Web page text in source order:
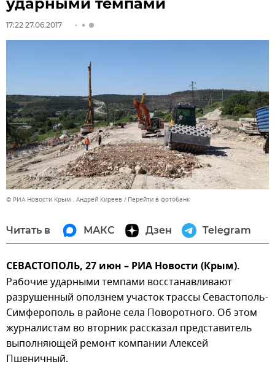
17:22 27.06.2017
© РИА Новости Крым . Андрей Киреев Перейти в фотобанк
Читать в МАКС Дзен Telegram
СЕВАСТОПОЛЬ, 27 июн – РИА Новости (Крым).
Рабочие ударными темпами восстанавливают
разрушенный оползнем участок трассы Севастополь-
Симферополь в районе села Поворотного. Об этом
журналистам во вторник рассказал представитель
выполняющей ремонт компании Алексей
Пшеничный.